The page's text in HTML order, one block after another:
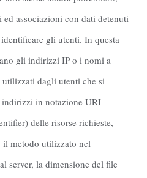
ed associazioni con dati detenuti
gli utenti. In questa
gli indirizzi IP o i nomi a
dagli utenti che si
in notazione URI
delle risorse richieste,
il metodo utilizzato nel
server, la dimensione del file